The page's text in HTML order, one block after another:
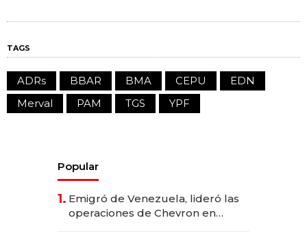
TAGS
ADRs BBAR BMA CEPU
EDN
Merval
PAM TGS YPF
Popular
1. Emigró de Venezuela, lideró las
operaciones de Chevron en